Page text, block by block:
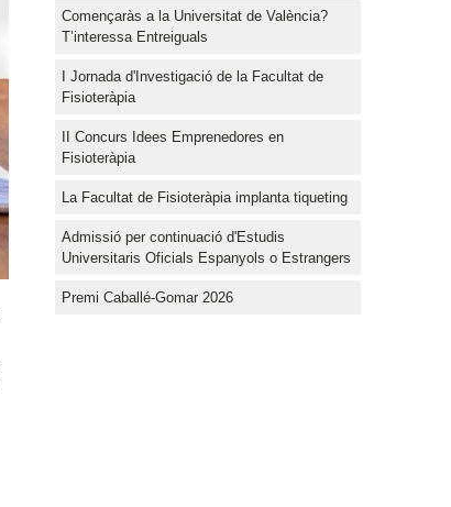
Començaràs a la Universitat de València?
T’interessa Entreiguals
I Jornada d'Investigació de la Facultat de
Fisioteràpia
II Concurs Idees Emprenedores en
Fisioteràpia
La Facultat de Fisioteràpia implanta tiqueting
Admissió per continuació d'Estudis
Universitaris Oficials Espanyols o Estrangers
Premi Caballé-Gomar 2026